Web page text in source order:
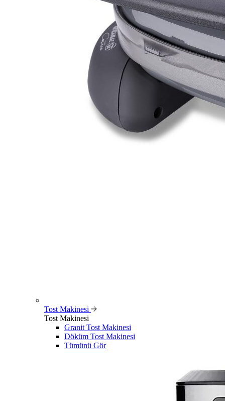
Tost Makinesi
Tost Makinesi
Granit Tost Makinesi
Döküm Tost Makinesi
Tümünü Gör